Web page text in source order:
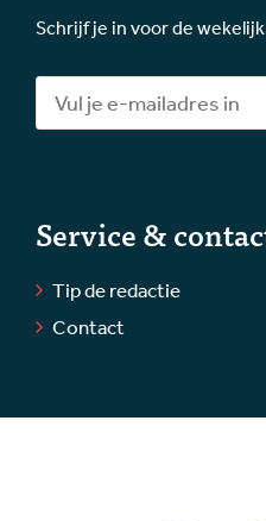
Schrijf je in voor de
Service &
Tip de redactie
Contact